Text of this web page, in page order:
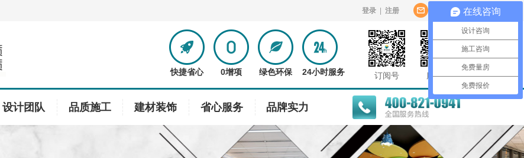
登录 注册 意见反馈
订阅号 服务号
快捷省心 0增项 绿色环保 24小时服务
设计团队 品质施工 建材装饰 省心服务 品牌实力
在线咨询
设计咨询
施工咨询
免费量房
免费报价